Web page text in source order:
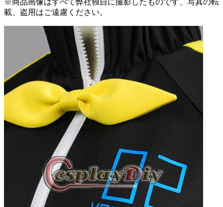
※商品画像はすべて弊社独自に撮影したものです、写真の転
載、盗用はご遠慮ください。